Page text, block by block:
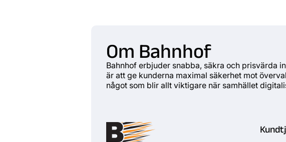
Om Bahnhof
Bahnhof erbjuder snabba, säkra och prisvärda
är att ge kunderna maximal säkerhet mot
något som blir allt viktigare när samhället